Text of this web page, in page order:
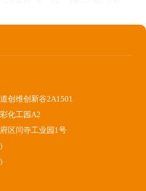
创维创新谷2A1501
化工园A2
区闫寺工业园1号